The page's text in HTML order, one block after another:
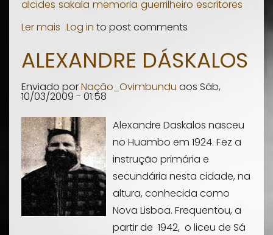
alcides sakala memoria guerrilheiro escritores
Ler mais sobre
Sakala
Log in to post comments
ALEXANDRE DÁSKALOS
Enviado porNação_Ovimbundu aos Sáb,
10/03/2009 - 01:58
Alexandre Daskalos nasceu
no Huambo em 1924. Fez a
instrução primária e
secundária nesta cidade, na
altura, conhecida como
Nova Lisboa. Frequentou, a
partir de 1942, o liceu de Sá